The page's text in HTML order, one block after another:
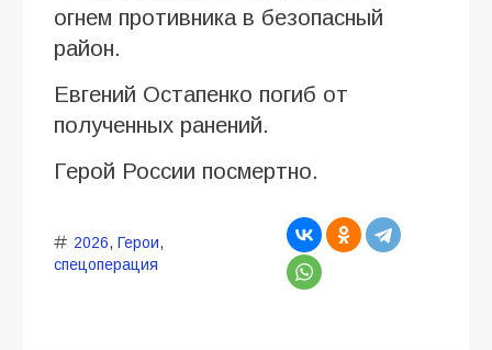
огнем противника в безопасный
район.
Евгений Остапенко погиб от
полученных ранений.
Герой России посмертно.
2026, Герои,
спецоперация